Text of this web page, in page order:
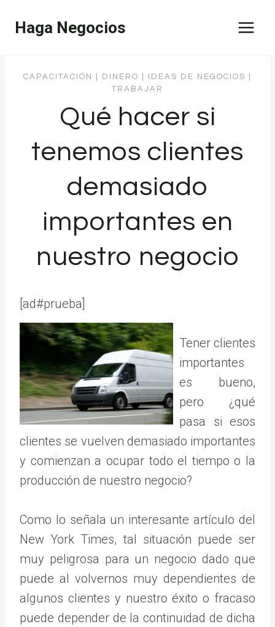
Haga Negocios
CAPACITACIÓN DINERO IDEAS DE NEGOCIOS
TRABAJAR
Qué hacer si
tenemos clientes
demasiado
importantes en
nuestro negocio
[ad#prueba]
Tener clientes
importantes
es bueno,
pero ¿qué
pasa si esos
clientes se vuelven demasiado importantes
y comienzan a ocupar todo el tiempo o la
producción de nuestro negocio?
Como lo señala un interesante artículo del
New York Times, tal situación puede ser
muy peligrosa para un negocio dado que
puede al volvernos muy dependientes de
algunos clientes y nuestro éxito o fracaso
puede depender de la continuidad de dicha